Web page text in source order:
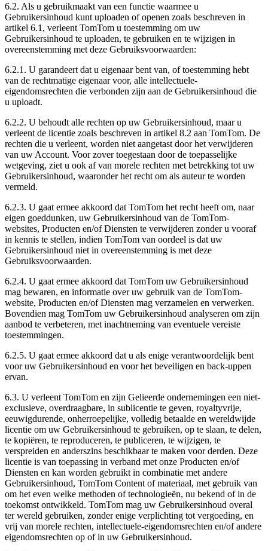
6.2. Als u gebruikmaakt van een functie waarmee u
Gebruikersinhoud kunt uploaden of openen zoals beschreven in
artikel 6.1, verleent TomTom u toestemming om uw
Gebruikersinhoud te uploaden, te gebruiken en te wijzigen in
overeenstemming met deze Gebruiksvoorwaarden:
6.2.1. U garandeert dat u eigenaar bent van, of toestemming hebt
van de rechtmatige eigenaar voor, alle intellectuele-
eigendomsrechten die verbonden zijn aan de Gebruikersinhoud die
u uploadt.
6.2.2. U behoudt alle rechten op uw Gebruikersinhoud, maar u
verleent de licentie zoals beschreven in artikel 8.2 aan TomTom. De
rechten die u verleent, worden niet aangetast door het verwijderen
van uw Account. Voor zover toegestaan door de toepasselijke
wetgeving, ziet u ook af van morele rechten met betrekking tot uw
Gebruikersinhoud, waaronder het recht om als auteur te worden
vermeld.
6.2.3. U gaat ermee akkoord dat TomTom het recht heeft om, naar
eigen goeddunken, uw Gebruikersinhoud van de TomTom-
websites, Producten en/of Diensten te verwijderen zonder u vooraf
in kennis te stellen, indien TomTom van oordeel is dat uw
Gebruikersinhoud niet in overeenstemming is met deze
Gebruiksvoorwaarden.
6.2.4. U gaat ermee akkoord dat TomTom uw Gebruikersinhoud
mag bewaren, en informatie over uw gebruik van de TomTom-
website, Producten en/of Diensten mag verzamelen en verwerken.
Bovendien mag TomTom uw Gebruikersinhoud analyseren om zijn
aanbod te verbeteren, met inachtneming van eventuele vereiste
toestemmingen.
6.2.5. U gaat ermee akkoord dat u als enige verantwoordelijk bent
voor uw Gebruikersinhoud en voor het beveiligen en back-uppen
ervan.
6.3. U verleent TomTom en zijn Gelieerde ondernemingen een niet-
exclusieve, overdraagbare, in sublicentie te geven, royaltyvrije,
eeuwigdurende, onherroepelijke, volledig betaalde en wereldwijde
licentie om uw Gebruikersinhoud te gebruiken, op te slaan, te delen,
te kopiëren, te reproduceren, te publiceren, te wijzigen, te
verspreiden en anderszins beschikbaar te maken voor derden. Deze
licentie is van toepassing in verband met onze Producten en/of
Diensten en kan worden gebruikt in combinatie met andere
Gebruikersinhoud, TomTom Content of materiaal, met gebruik van
om het even welke methoden of technologieën, nu bekend of in de
toekomst ontwikkeld. TomTom mag uw Gebruikersinhoud overal
ter wereld gebruiken, zonder enige verplichting tot vergoeding, en
vrij van morele rechten, intellectuele-eigendomsrechten en/of andere
eigendomsrechten op of in uw Gebruikersinhoud.